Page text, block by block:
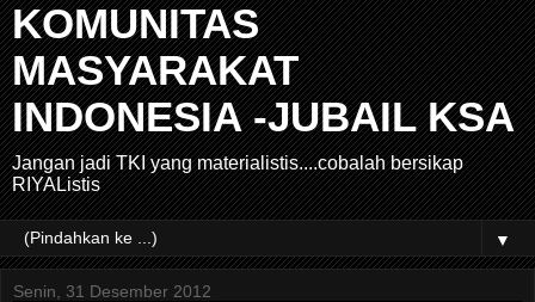
KOMUNITAS
MASYARAKAT
INDONESIA -JUBAIL KSA
Jangan jadi TKI yang materialistis....cobalah bersikap
RIYAListis
▼
Senin, 31 Desember 2012